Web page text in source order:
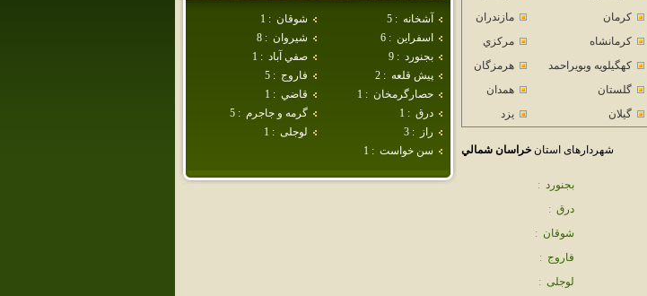
آشخانه :
5 شوقان :
1
اسفراين :
6 شيروان :
8
بجنورد :
9 صفي آباد :
1
پيش قلعه :
2 فاروج :
5
حصارگرمخان :
1 قاضي :
1
درق :
1 گرمه و جاجرم :
5
راز
:
3 لوجلی :
1
سن خواست :
1
كرمان
مازندران
كرمانشاه
مركزي
كهگيلويه وبويراحمد
هرمزگان
گلستان
همدان
گيلان يزد
شهردارهای استانخراسان شمالي
بجنورد :
درق :
شوقان :
فاروج :
لوجلی :